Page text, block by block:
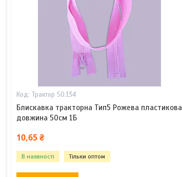
Трактор 50.134
Блискавка тракторна Тип5 Рожева пластикова
довжина 50см 1Б
10,65 ₴
В наявності Тільки оптом